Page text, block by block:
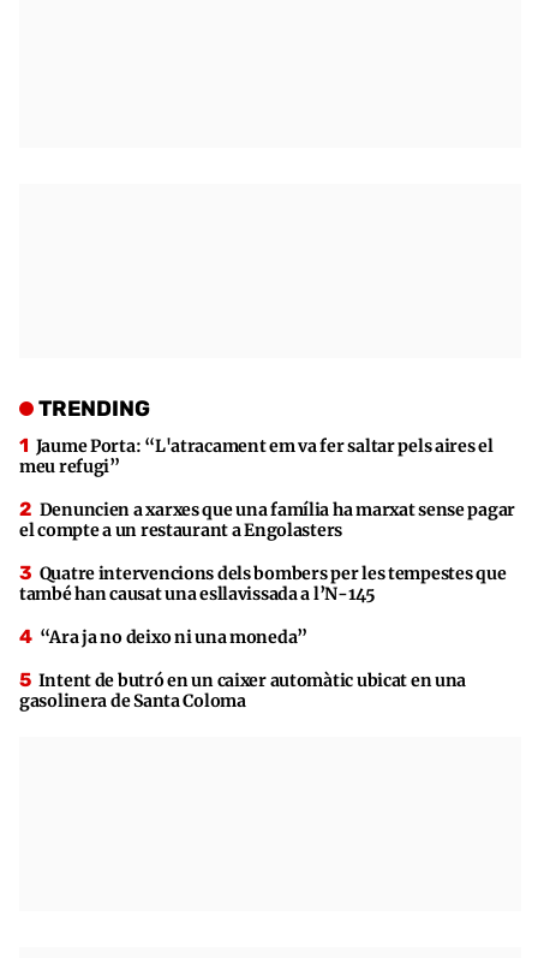
TRENDING
Jaume Porta: “L'atracament em va fer saltar pels aires el
meu refugi”
Denuncien a xarxes que una família ha marxat sense pagar
el compte a un restaurant a Engolasters
Quatre intervencions dels bombers per les tempestes que
també han causat una esllavissada a l’N-145
“Ara ja no deixo ni una moneda”
Intent de butró en un caixer automàtic ubicat en una
gasolinera de Santa Coloma